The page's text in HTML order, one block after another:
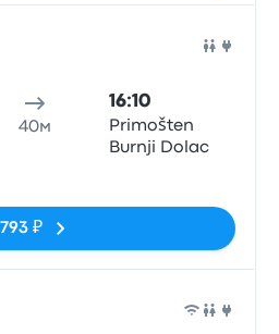
40м
16:10
Primošten
Burnji Dolac
793 ₽